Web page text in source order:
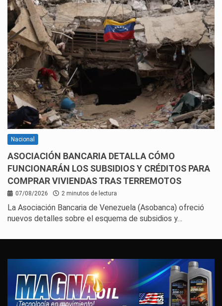
Nacional
ASOCIACIÓN BANCARIA DETALLA CÓMO
FUNCIONARÁN LOS SUBSIDIOS Y CRÉDITOS PARA
COMPRAR VIVIENDAS TRAS TERREMOTOS
07/08/2026 2 minutos de lectura
La Asociación Bancaria de Venezuela (Asobanca) ofreció
nuevos detalles sobre el esquema de subsidios y…